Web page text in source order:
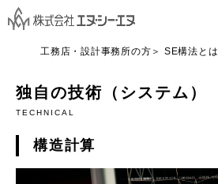
工務店・設計事務所の方 SE構法とは
独自の技術（システム）
TECHNICAL
構造計算